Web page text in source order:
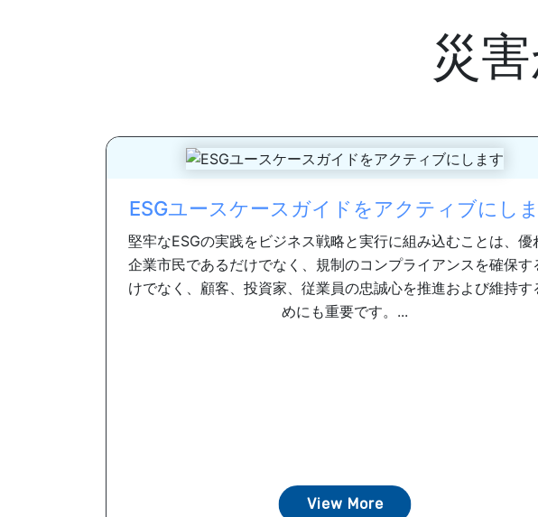
災
ESGユースケースガイドをアクティブにし
堅牢なESGの実践をビジネス戦略と実行に組み込むことは、優
企業市民であるだけでなく、規制のコンプライアンスを確保す
けでなく、顧客、投資家、従業員の忠誠心を推進および維持す
めにも重要です。...
View More